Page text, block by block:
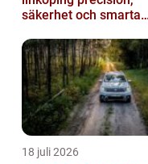
säkerhet och smarta
18 juli 2026